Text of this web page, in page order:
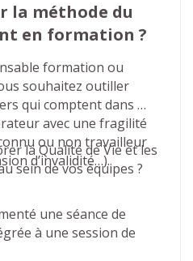
la méthode du
en formation ?
formation ou
souhaitez outiller
qui comptent dans
avec une fragilité
ou non travailleur
d’invalidité…).
la Qualité de Vie et les
sein de vos équipes ?
une séance de
à une session de